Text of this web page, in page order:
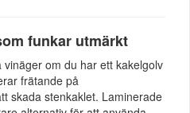
funkar utmärkt
om du har ett kakelgolv
frätande på
skada stenkaklet. Laminerade